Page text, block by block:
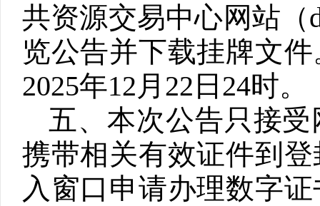
共资源交易中心网站（
览公告并下载挂牌文
2025年12月 22 日 24时。
五、本次公告只接
携带相关有效证件到
入窗口申请办理数字